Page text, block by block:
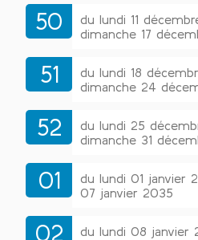
50
du lundi 11
dimanche 17
51
du lundi 18
dimanche 24
52
du lundi 25
dimanche 31
01
du lundi 01 janvier
07 janvier 2035
02
du lundi 08 janvier